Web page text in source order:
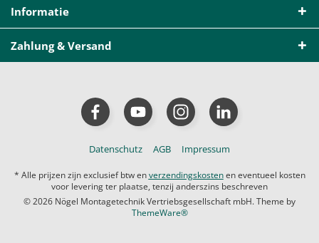
Informatie
Zahlung & Versand
Datenschutz AGB Impressum
* Alle prijzen zijn exclusief btw enverzendingskostenen eventueel kosten
voor levering ter plaatse, tenzij anderszins beschreven
© 2026 Nögel Montagetechnik Vertriebsgesellschaft mbH. Theme by
ThemeWare®